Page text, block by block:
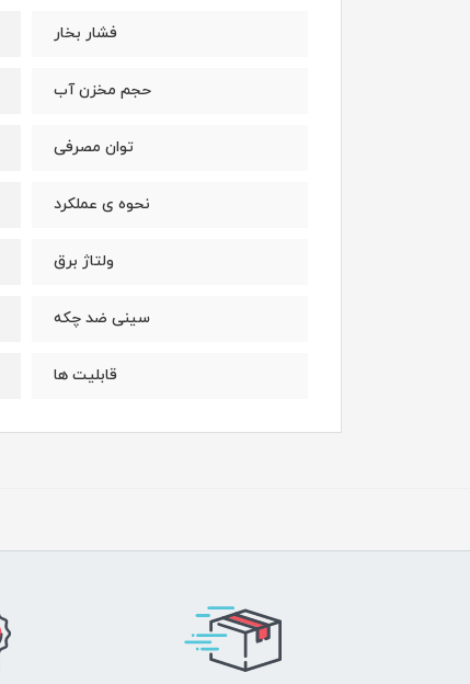
فشار بخار
حجم مخزن آب
توان مصرفی
نحوه ی عملکرد
ولتاژ برق
سینی ضد چکه
قابلیت ها